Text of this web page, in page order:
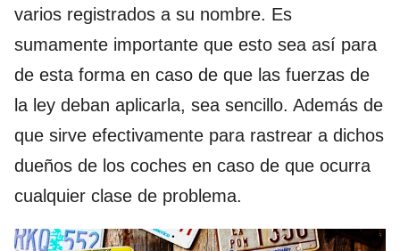
varios registrados a su nombre. Es
sumamente importante que esto sea así para
de esta forma en caso de que las fuerzas de
la ley deban aplicarla, sea sencillo. Además de
que sirve efectivamente para rastrear a dichos
dueños de los coches en caso de que ocurra
cualquier clase de problema.